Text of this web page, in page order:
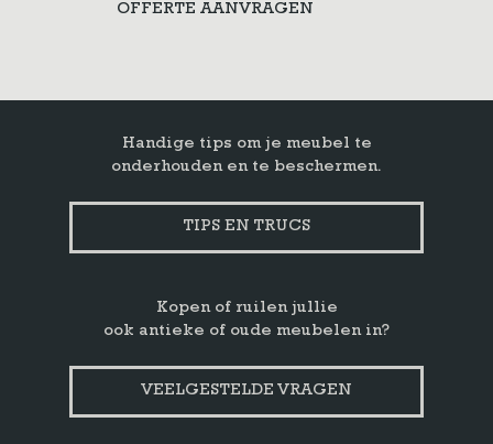
OFFERTE AANVRAGEN
Handige tips om je meubel te
onderhouden en te beschermen.
TIPS EN TRUCS
Kopen of ruilen jullie
ook antieke of oude meubelen in?
VEELGESTELDE VRAGEN